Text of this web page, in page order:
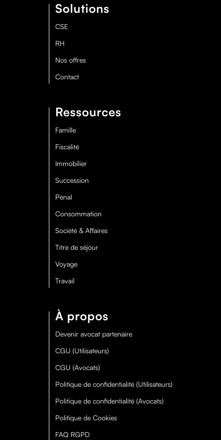
Solutions
CSE
RH
Nos offres
Contact
Ressources
Famille
Fiscalité
Immobilier
Succession
Pénal
Consommation
Société & Affaires
Titre de séjour
Voyage
Travail
À propos
Devenir avocat partenaire
CGU (Utilisateurs)
CGU (Avocats)
Politique de confidentialité (Utilisateurs)
Politique de confidentialité (Avocats)
Politique de Cookies
FAQ RGPD